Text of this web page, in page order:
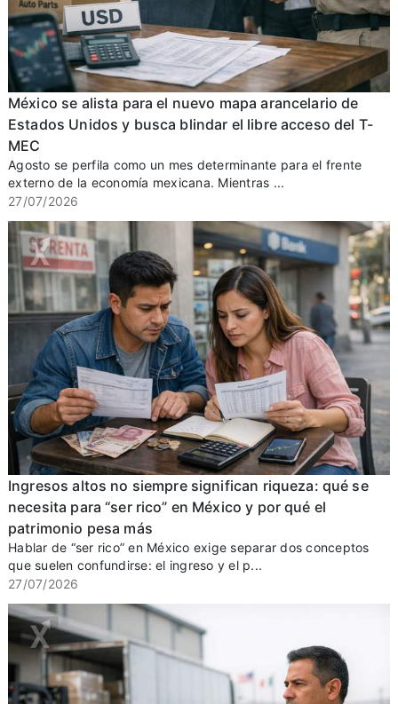
México se alista para el nuevo mapa arancelario de
Estados Unidos y busca blindar el libre acceso del T-
MEC
Agosto se perfila como un mes determinante para el frente
externo de la economía mexicana. Mientras ...
27/07/2026
Ingresos altos no siempre significan riqueza: qué se
necesita para “ser rico” en México y por qué el
patrimonio pesa más
Hablar de “ser rico” en México exige separar dos conceptos
que suelen confundirse: el ingreso y el p...
27/07/2026